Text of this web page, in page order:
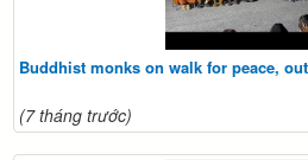
Buddhist monks on walk for peace,
(7 tháng trước)